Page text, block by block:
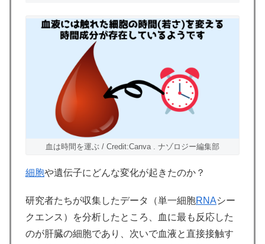
血は時間を運ぶ / Credit:Canva . ナゾロジー編集部
細胞や遺伝子にどんな変化が起きたのか？
研究者たちが収集したデータ（単一細胞RNAシー
クエンス）を分析したところ、血に最も反応した
のが肝臓の細胞であり、次いで血液と直接接触す